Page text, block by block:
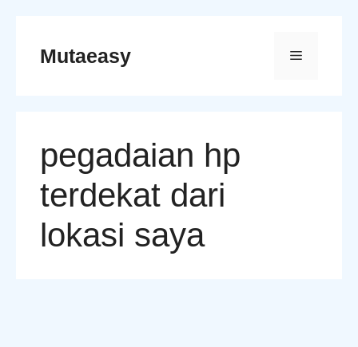
contentMutaeasy Menu
pegadaian hp
terdekat dari
lokasi saya